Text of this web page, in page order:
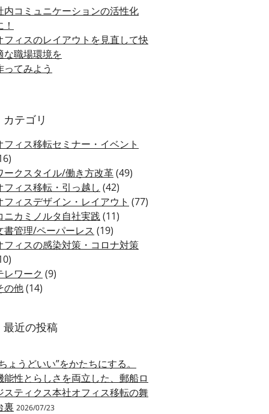
内コミュニケーションの活性化
フィスのレイアウトを見直して快
な職場環境を
ってみよう
カテゴリ
フィス移転セミナー・イベント
ークスタイル/働き方改革(49)
フィス移転・引っ越し (42)
フィスデザイン・レイアウト (77)
ニカミノルタ自社実践(11)
書管理/ペーパーレス (19)
フィスの感染対策・コロナ対策
レワーク (9)
の他(14)
最近の投稿
ょうどいい”をかたちにする。
能性とらしさを両立した、郵船ロ
スティクス本社オフィス移転の舞
裏 2026/07/23